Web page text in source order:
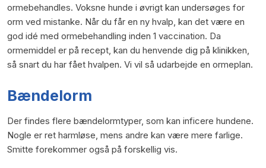
ormebehandles. Voksne hunde i øvrigt kan undersøges for
orm ved mistanke. Når du får en ny hvalp, kan det være en
god idé med ormebehandling inden 1 vaccination. Da
ormemiddel er på recept, kan du henvende dig på klinikken,
så snart du har fået hvalpen. Vi vil så udarbejde en ormeplan.
Bændelorm
Der findes flere bændelormtyper, som kan inficere hundene.
Nogle er ret harmløse, mens andre kan være mere farlige.
Smitte forekommer også på forskellig vis.